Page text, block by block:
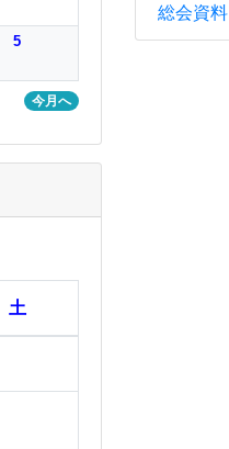
5
今月へ
土
総会資料